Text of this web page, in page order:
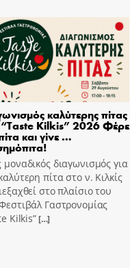
καλύτερης πίτας
Kilkis” 2026 Φέρε
και γίνε …
μοναδικός διαγωνισμός για
πίτα στο ν. Κιλκίς
στο πλαίσιο του
Γαστρονομίας
Kilkis”[…]